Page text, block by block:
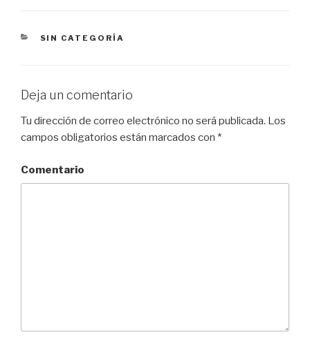
CATEGORÍAS
SIN CATEGORÍA
Deja un comentario
Tu dirección de correo electrónico no será publicada. Los
campos obligatorios están marcados con *
Comentario